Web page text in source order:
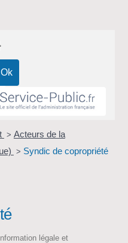
> Acteurs de la
> Syndic de copropriété
légale et